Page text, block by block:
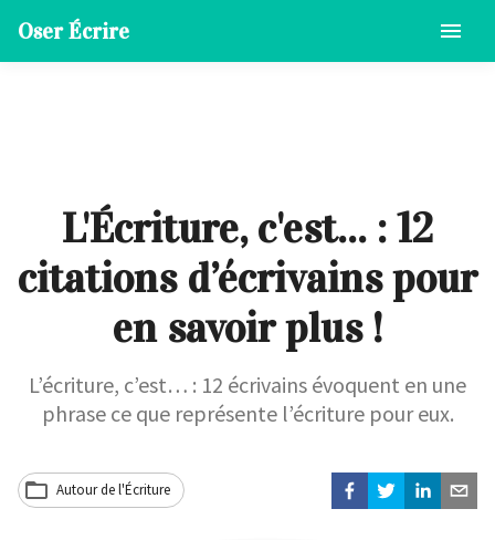
Oser Écrire
L'Écriture, c'est... : 12
citations d’écrivains pour
en savoir plus !
L’écriture, c’est… : 12 écrivains évoquent en une
phrase ce que représente l’écriture pour eux.
Autour de l'Écriture